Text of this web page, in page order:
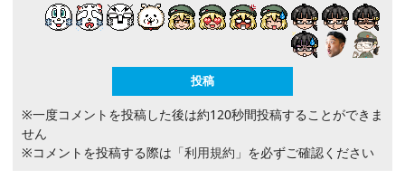
※一度コメントを投稿した後は約120秒間投稿することができま
せん
※コメントを投稿する際は 「利用規約」 を必ずご確認ください